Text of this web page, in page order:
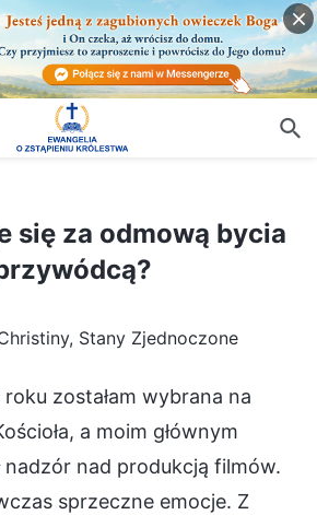
bycia przywódcą?
się za odmową bycia
Stany Zjednoczone
zostałam wybrana na
a moim głównym
nadzór nad produkcją filmów.
sprzeczne emocje. Z